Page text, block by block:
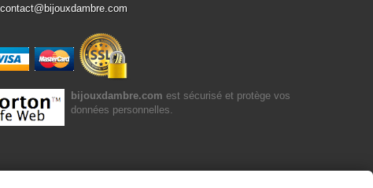
contact@bijouxdambre.com
bijouxdambre.com est sécurisé et protège vos
données personnelles.